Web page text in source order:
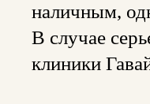
наличным,
В случае
клиники